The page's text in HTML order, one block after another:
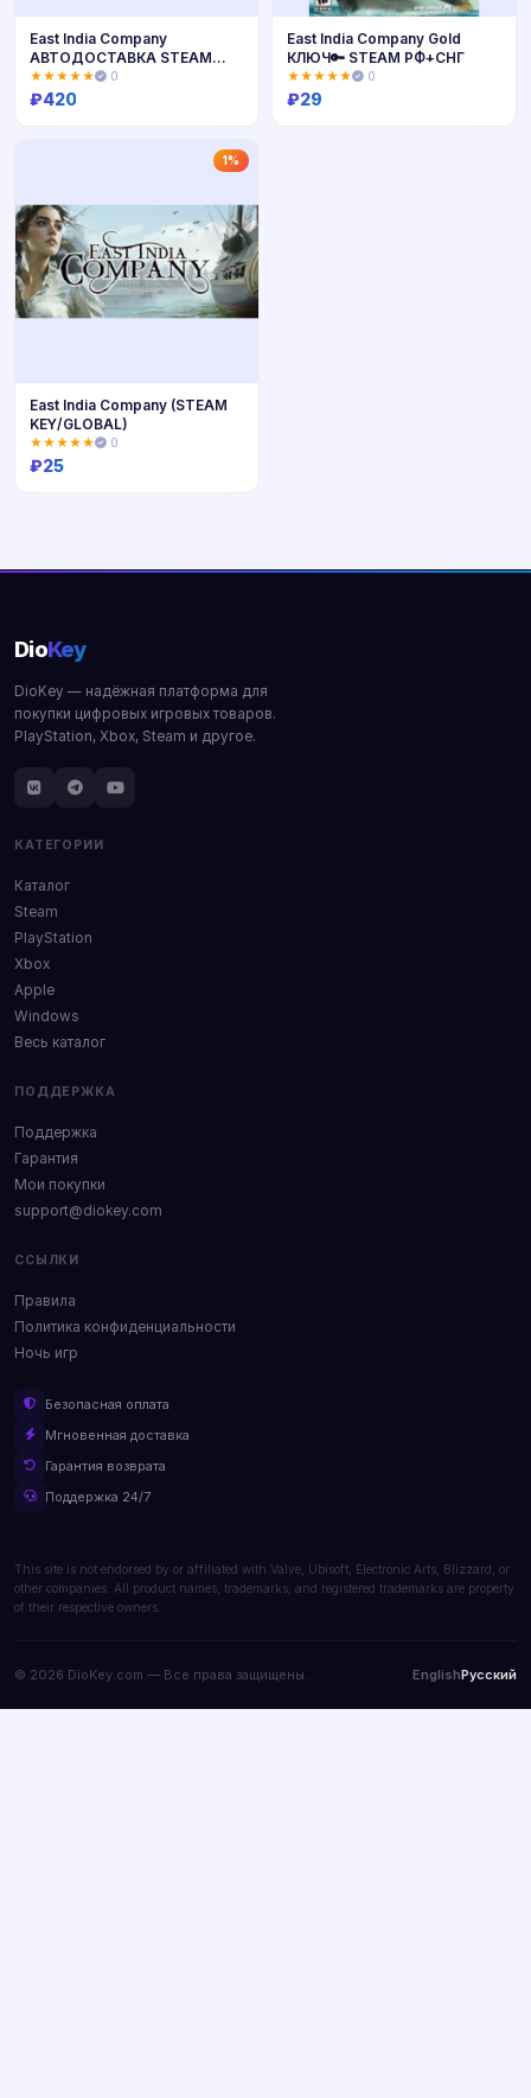
East India Company
АВТОДОСТАВКА STEAM
GIFT РОССИЯ
★★★★★ 0
₽420
East India Company Gold
КЛЮЧ🔑 STEAM РФ+СНГ
★★★★★ 0
₽29
1%
East India Company (STEAM
KEY/GLOBAL)
★★★★★ 0
₽25
DioKey
DioKey — надёжная платформа для
покупки цифровых игровых товаров.
PlayStation, Xbox, Steam и другое.
КАТЕГОРИИ
Каталог
Steam
PlayStation
Xbox
Apple
Windows
Весь каталог
ПОДДЕРЖКА
Поддержка
Гарантия
Мои покупки
support@diokey.com
ССЫЛКИ
Правила
Политика конфиденциальности
Ночь игр
Безопасная оплата
Мгновенная доставка
Гарантия возврата
Поддержка 24/7
This site is not endorsed by or affiliated with Valve, Ubisoft, Electronic Arts, Blizzard, or
other companies. All product names, trademarks, and registered trademarks are property
of their respective owners.
© 2026 DioKey.com — Все права защищены. EnglishРусский